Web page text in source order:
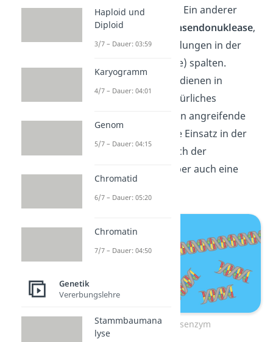
gezielt zerschneidet. Ein anderer
Name ist
Restriktionsendonuklease,
weil die Enzyme Bindungen in der
(= Nukleinsäure) spalten.
Restriktionsenzyme dienen in
Bakterien als ein natürliches
Abwehrsystem gegen angreifende
Viren. Der künstliche Einsatz in der
Klonierung im Bereich der
spielt aber auch eine
Restriktionsenzym
Haploid und
Diploid
3/7 – Dauer: 03:59
Karyogramm
4/7 – Dauer: 04:01
Genom
5/7 – Dauer: 04:15
Chromatid
6/7 – Dauer: 05:20
Chromatin
7/7 – Dauer: 04:50
Genetik
Vererbungslehre
Stammbaumana
lyse